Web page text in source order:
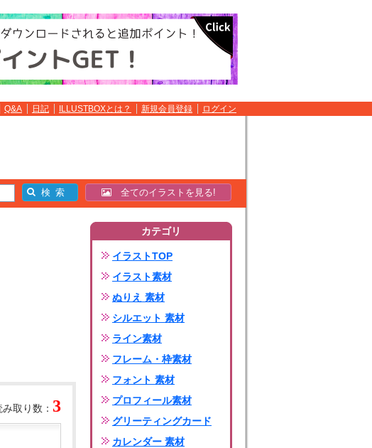
Q&A 日記 ILLUSTBOXとは？ 新規会員登録 ログイン
全てのイラストを見る!
取り数： 3
カテゴリ
イラストTOP
イラスト素材
ぬりえ 素材
シルエット 素材
ライン素材
フレーム・枠素材
フォント 素材
プロフィール素材
グリーティングカード
カレンダー 素材